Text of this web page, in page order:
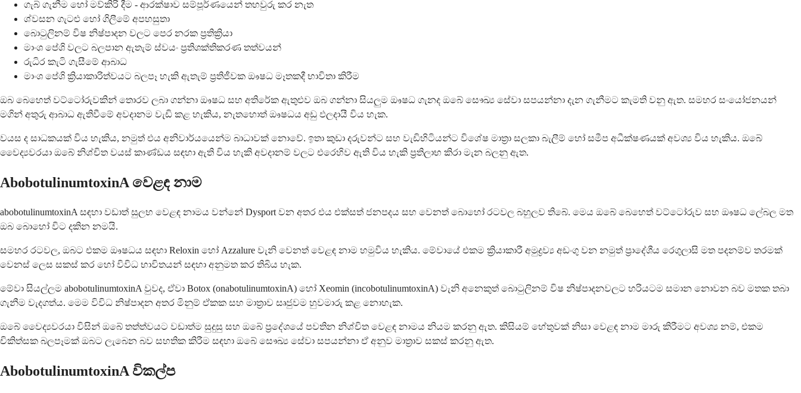
ගැබ් ගැනීම හෝ මව්කිරි දීම - ආරක්ෂාව සම්පූර්ණයෙන් තහවුරු කර නැත
ශ්වසන ගැටළු හෝ ගිලීමේ අපහසුතා
බොටුලිනම් විෂ නිෂ්පාදන වලට පෙර නරක ප්‍රතික්‍රියා
මාංශ පේශි වලට බලපාන ඇතැම් ස්වයං ප්‍රතිශක්තිකරණ තත්වයන්
රුධිර කැටි ගැසීමේ ආබාධ
මාංශ පේශි ක්‍රියාකාරිත්වයට බලපෑ හැකි ඇතැම් ප්‍රතිජීවක ඖෂධ මෑතකදී භාවිතා කිරීම
ඔබ බෙහෙත් වට්ටෝරුවකින් තොරව ලබා ගන්නා ඖෂධ සහ අතිරේක ඇතුළුව ඔබ ගන්නා සියලුම ඖෂධ ගැනද ඔබේ සෞඛ්‍ය සේවා සපයන්නා දැන ගැනීමට කැමති වනු ඇත. සමහර සංයෝජනයන්
මගින් අතුරු ආබාධ ඇතිවීමේ අවදානම වැඩි කළ හැකිය, නැතහොත් ඖෂධය අඩු ඵලදායී විය හැක.
වයස ද සාධකයක් විය හැකිය, නමුත් එය අනිවාර්යයෙන්ම බාධාවක් නොවේ. ඉතා කුඩා දරුවන්ට සහ වැඩිහිටියන්ට විශේෂ මාත්‍රා සලකා බැලීම් හෝ සමීප අධීක්ෂණයක් අවශ්‍ය විය හැකිය. ඔබේ
වෛද්‍යවරයා ඔබේ නිශ්චිත වයස් කාණ්ඩය සඳහා ඇති විය හැකි අවදානම් වලට එරෙහිව ඇති විය හැකි ප්‍රතිලාභ කිරා මැන බලනු ඇත.
AbobotulinumtoxinA වෙළඳ නාම
abobotulinumtoxinA සඳහා වඩාත් සුලභ වෙළඳ නාමය වන්නේ Dysport වන අතර එය එක්සත් ජනපදය සහ වෙනත් බොහෝ රටවල බහුලව තිබේ. මෙය ඔබේ බෙහෙත් වට්ටෝරුව සහ ඖෂධ ලේබල මත
ඔබ බොහෝ විට දකින නමයි.
සමහර රටවල, ඔබට එකම ඖෂධය සඳහා Reloxin හෝ Azzalure වැනි වෙනත් වෙළඳ නාම හමුවිය හැකිය. මේවායේ එකම ක්‍රියාකාරී අමුද්‍රව්‍ය අඩංගු වන නමුත් ප්‍රාදේශීය රෙගුලාසි මත පදනම්ව තරමක්
වෙනස් ලෙස සකස් කර හෝ විවිධ භාවිතයන් සඳහා අනුමත කර තිබිය හැක.
මේවා සියල්ලම abobotulinumtoxinA වුවද, ඒවා Botox (onabotulinumtoxinA) හෝ Xeomin (incobotulinumtoxinA) වැනි අනෙකුත් බොටුලිනම් විෂ නිෂ්පාදනවලට හරියටම සමාන නොවන බව මතක තබා
ගැනීම වැදගත්ය. මෙම විවිධ නිෂ්පාදන අතර මිනුම් ඒකක සහ මාත්‍රාව සෘජුවම හුවමාරු කළ නොහැක.
ඔබේ වෛද්‍යවරයා විසින් ඔබේ තත්ත්වයට වඩාත්ම සුදුසු සහ ඔබේ ප්‍රදේශයේ පවතින නිශ්චිත වෙළඳ නාමය නියම කරනු ඇත. කිසියම් හේතුවක් නිසා වෙළඳ නාම මාරු කිරීමට අවශ්‍ය නම්, එකම
චිකිත්සක බලපෑමක් ඔබට ලැබෙන බව සහතික කිරීම සඳහා ඔබේ සෞඛ්‍ය සේවා සපයන්නා ඒ අනුව මාත්‍රාව සකස් කරනු ඇත.
AbobotulinumtoxinA විකල්ප